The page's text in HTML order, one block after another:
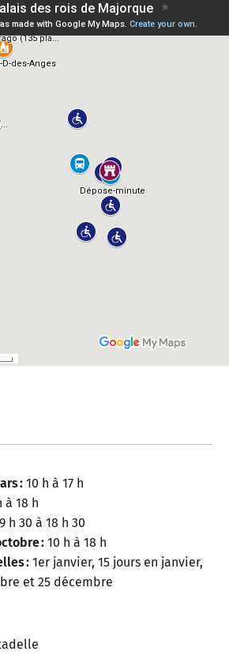
: 10 h à 17 h
à 18 h
9 h 30 à 18 h 30
: 10 h à 18 h
: 1er janvier, 15 jours en janvier,
et 25 décembre